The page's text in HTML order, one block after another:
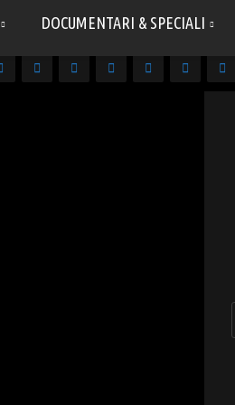
DOCUMENTARI & SPECIALI